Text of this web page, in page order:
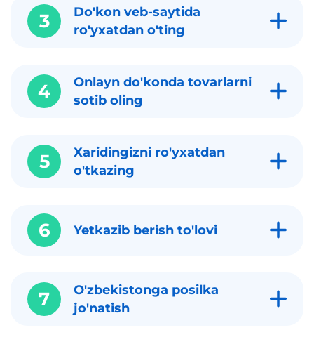
3
Do'kon veb-saytida
ro'yxatdan o'ting
4
Onlayn do'konda tovarlarni
sotib oling
5
Xaridingizni ro'yxatdan
o'tkazing
6 Yetkazib berish to'lovi
7
O'zbekistonga posilka
jo'natish